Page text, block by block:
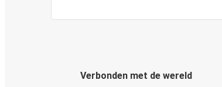
Verbonden met de wereld